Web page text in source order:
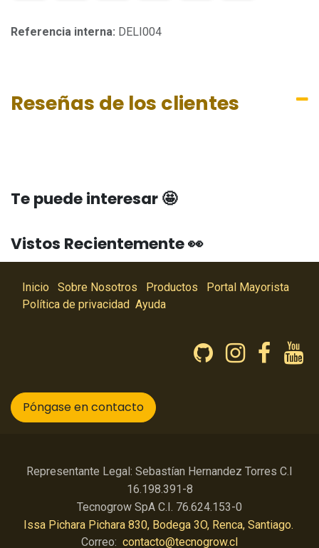
Referencia interna: DELI004
Reseñas de los clientes
Te puede interesar 🤩
Vistos Recientemente 👀
Inicio Sobre Nosotros Productos
Portal Mayorista
Política de privacidad Ayuda
Póngase en contacto
Representante Legal: Sebastían Hernandez Torres C.I
16.198.391-8
Tecnogrow SpA C.I. 76.624.153-0
Issa Pichara Pichara 830, Bodega 3O, Renca, Santiago.
Correo: contacto@tecnogrow.cl